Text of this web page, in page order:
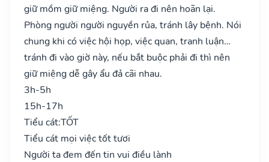
giữ mồm giữ miệng. Người ra đi nên hoãn lại.
Phòng người người nguyền rủa, tránh lây bệnh. Nói
chung khi có việc hội họp, việc quan, tranh luận…
tránh đi vào giờ này, nếu bắt buộc phải đi thì nên
giữ miệng dễ gây ẩu đả cãi nhau.
3h-5h
15h-17h
Tiểu cát:TỐT
Tiểu cát mọi việc tốt tươi
Người ta đem đến tin vui điều lành